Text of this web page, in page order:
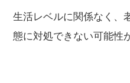
生活レベルに関係なく、
態に対処できない可能性